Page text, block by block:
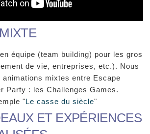
équipe (team building) pour les gros
de vie, entreprises, etc.). Nous
animations mixtes entre Escape
Party : les Challenges Games.
"Le casse du siècle"
ET EXPÉRIENCES